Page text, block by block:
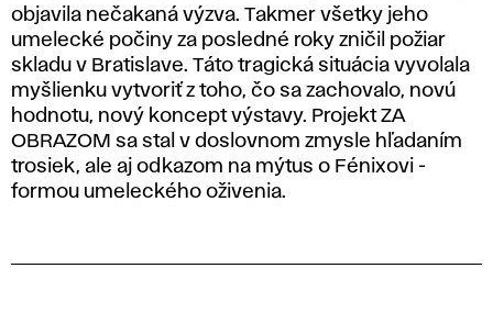
objavila nečakaná výzva. Takmer všetky jeho
umelecké počiny za posledné roky zničil požiar
skladu v Bratislave. Táto tragická situácia vyvolala
myšlienku vytvoriť z toho, čo sa zachovalo, novú
hodnotu, nový koncept výstavy. Projekt ZA
OBRAZOM sa stal v doslovnom zmysle hľadaním
trosiek, ale aj odkazom na mýtus o Fénixovi -
formou umeleckého oživenia.